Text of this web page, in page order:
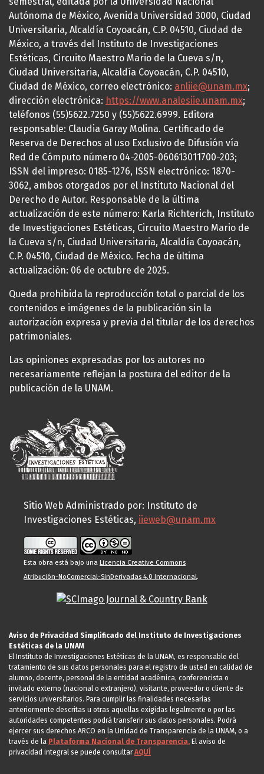
Autónoma de México, Avenida Universidad 3000, Ciudad
Universitaria, Alcaldía Coyoacán, C.P. 04510, Ciudad de
México, a través del Instituto de Investigaciones
Estéticas, Circuito Maestro Mario de la Cueva s/n,
Ciudad Universitaria, Alcaldía Coyoacán, C.P. 04510,
Ciudad de México, correo electrónico: anliie@unam.mx;
dirección electrónica: https://www.analesiie.unam.mx;
teléfonos (55)5622.7250 y (55)5622.6999. Editora
responsable: Claudia Garay Molina. Certificado de
Reserva de Derechos al uso Exclusivo de Difusión vía
Red de Cómputo número 04-2005-060613011700-203;
ISSN del impreso: 0185-1276, ISSN electrónico: 1870-
3062, ambos otorgados por el Instituto Nacional del
Derecho de Autor. Responsable de la última
actualización de este número: Karla Richterich, Instituto
de Investigaciones Estéticas, Circuito Maestro Mario de
la Cueva s/n, Ciudad Universitaria, Alcaldía Coyoacán,
C.P. 04510, Ciudad de México. Fecha de última
actualización: 06 de octubre de 2025.
Queda prohibida la reproducción total o parcial de los
contenidos e imágenes de la publicación sin la
autorización expresa y previa del titular de los derechos
patrimoniales.
Las opiniones expresadas por los autores no
necesariamente reflejan la postura del editor de la
publicación de la UNAM.
Sitio Web Administrado por: Instituto de
Investigaciones Estéticas, iieweb@unam.mx
Esta obra está bajo una Licencia Creative Commons
Atribución-NoComercial-SinDerivadas 4.0 Internacional.
Aviso de Privacidad Simplificado del Instituto de Investigaciones
Estéticas de la UNAM
El Instituto de Investigaciones Estéticas de la UNAM, es responsable del
tratamiento de sus datos personales para el registro de usted en calidad de
alumno, docente, personal de la entidad académica, conferencista o
invitado externo (nacional o extranjero), visitante, proveedor o cliente de
servicios universitarios. Para cumplir las finalidades necesarias
anteriormente descritas u otras aquellas exigidas legalmente o por las
autoridades competentes podrá transferir sus datos personales. Podrá
ejercer sus derechos ARCO en la Unidad de Transparencia de la UNAM, o a
través de la Plataforma Nacional de Transparencia. El aviso de
privacidad integral se puede consultarAQUÍ